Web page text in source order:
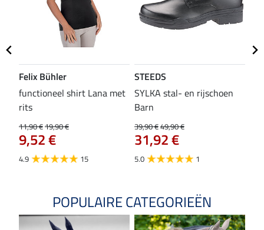
Felix Bühler
functioneel shirt Lana met
rits
11,90 €19,90 €
9,52 €
4.9 15
STEEDS
SYLKA stal- en rijschoen
Barn
39,90 €49,90 €
31,92 €
5.0 1
POPULAIRE CATEGORIEËN